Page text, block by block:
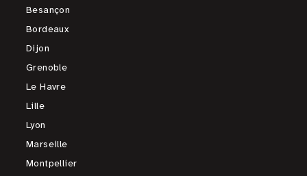
Besançon
Bordeaux
Dijon
Grenoble
Le Havre
Lille
Lyon
Marseille
Montpellier